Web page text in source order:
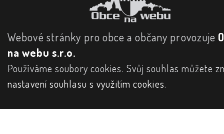
Webové stránky pro obce a občany provozuje
na webu s.r.o.
Používáme soubory cookies. Svůj souhlas můžete
nastavení souhlasu s využitím cookies.